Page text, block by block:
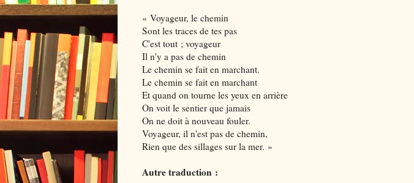
« Voyageur, le chemin
Sont les traces de tes pas
C'est tout ; voyageur
Il n'y a pas de chemin
Le chemin se fait en marchant.
Le chemin se fait en marchant
Et quand on tourne les yeux en arrière
On voit le sentier que jamais
On ne doit à nouveau fouler.
Voyageur, il n'est pas de chemin,
Rien que des sillages sur la mer. »
Autre traduction :